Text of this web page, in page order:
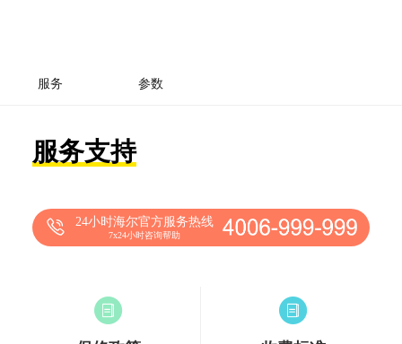
服务 参数
服务支持
24小时海尔官方服务热线
7x24小时咨询帮助